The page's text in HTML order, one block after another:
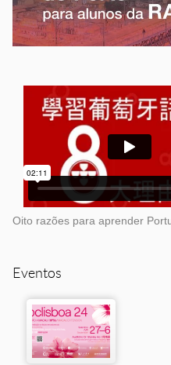
Oito razões para aprender
Eventos